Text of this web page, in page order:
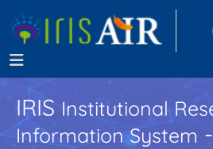
IRISInstitutional
Information System